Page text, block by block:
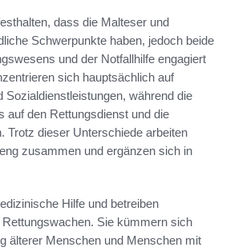
dass die Malteser und
Schwerpunkte haben, jedoch beide
und der Notfallhilfe engagiert
sich hauptsächlich auf
Sozialdienstleistungen, während die
auf den Rettungsdienst und die
Trotz dieser Unterschiede arbeiten
zusammen und ergänzen sich in
Hilfe und betreiben
Sie kümmern sich
älterer Menschen und Menschen mit